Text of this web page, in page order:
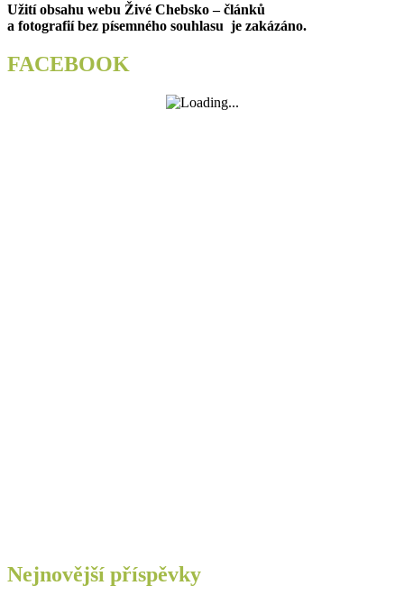
vyzdobeném
františkolázeňském
zahraje
žesťové
Užití obsahu webu Živé Chebsko – článků
a fotografií bez písemného souhlasu je zakázáno.
FACEBOOK
Nejnovější příspěvky